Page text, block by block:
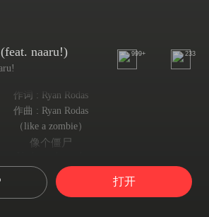
naaru!) 999+ 233
作词 : Ryan Rodas
作曲 : Ryan Rodas
（like a zombie）
像个僵尸
耶～
your brain out like a zombie
像僵尸一样吃掉你的大脑
打开